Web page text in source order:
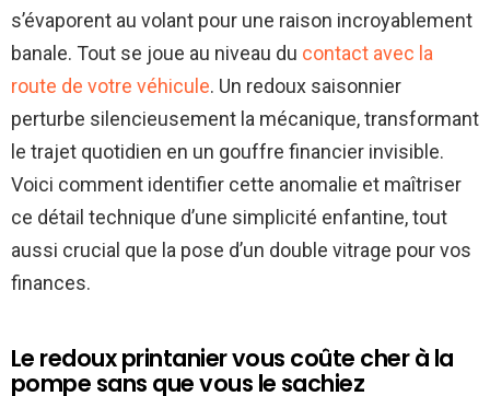
s’évaporent au volant pour une raison incroyablement
banale. Tout se joue au niveau du contact avec la
route de votre véhicule. Un redoux saisonnier
perturbe silencieusement la mécanique, transformant
le trajet quotidien en un gouffre financier invisible.
Voici comment identifier cette anomalie et maîtriser
ce détail technique d’une simplicité enfantine, tout
aussi crucial que la pose d’un double vitrage pour vos
finances.
Le redoux printanier vous coûte cher à la
pompe sans que vous le sachiez